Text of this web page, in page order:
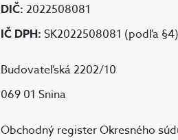
DIČ: 2022508081
IČ DPH: SK2022508081 (podľa §4)
Budovateľská 2202/10
069 01 Snina
Obchodný register Okresného